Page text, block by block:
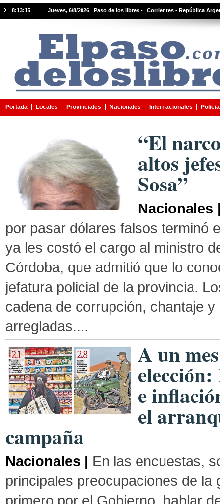
8:13:15 Jueves, 6/8/2026 Paso de los libres - Corrientes - República
Portada Locales Provinciales Nacionales Internacionales
“El
altos
Sosa”
Nacionales
por pasar dólares falsos terminó
ya les costó el cargo al ministro
Córdoba, que admitió que lo
jefatura policial de la provincia.
cadena de corrupción, chantaje y
arregladas....
A un
e
el
campaña
Nacionales | En las encuestas,
principales preocupaciones de la
primero por el Gobierno, hablar